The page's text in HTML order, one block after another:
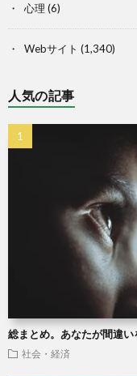
心理 (6)
Webサイト (1,340)
人気の記事
総まとめ。あなたが間違
社会・経済